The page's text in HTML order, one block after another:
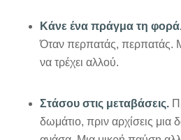
Κάνε ένα πράγμα τη
Όταν περπατάς, περπατάς.
να τρέχει αλλού.
Στάσου στις μεταβάσεις.
δωμάτιο, πριν αρχίσεις μια